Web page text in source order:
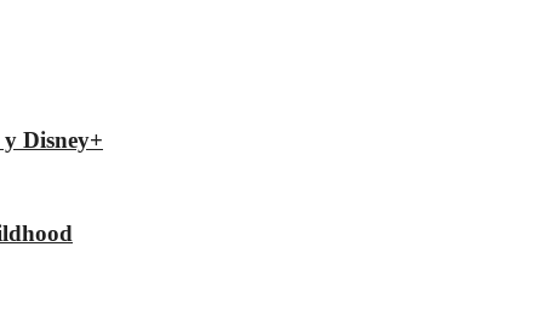
Disney+